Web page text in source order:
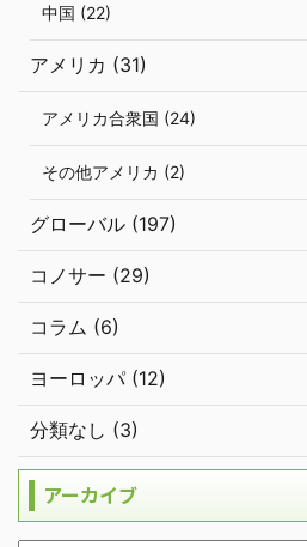
中国 (22)
アメリカ (31)
アメリカ合衆国 (24)
その他アメリカ (2)
グローバル (197)
コノサー (29)
コラム (6)
ヨーロッパ (12)
分類なし (3)
アーカイブ